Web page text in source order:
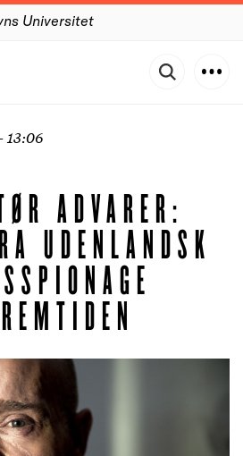
Universitet
13:06
ADVARER:
UDENLANDSK